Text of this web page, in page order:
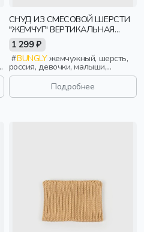
СНУД ИЗ СМЕСОВОЙ ШЕРСТИ
"ЖЕМЧУГ" ВЕРТИКАЛЬНАЯ
ВЯЗКА
1 299 ₽
BUNGLYжемчужный, шерсть,
россия, девочки, малыши,
дошкольники, дети
Подробнее